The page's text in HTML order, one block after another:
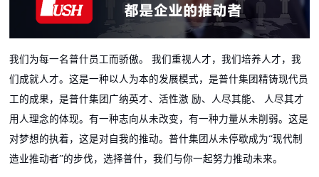
我们为每一名普什员工而骄傲。 我们重视人才，我们培养人才，我
们成就人才。这是一种以人为本的发展模式，是普什集团精铸现代员
工的成果，是普什集团广纳英才、活性激 励、人尽其能、 人尽其才
用人理念的体现。有一种志向从未改变，有一种力量从未削弱。这是
对梦想的执着，这是对自我的推动。普什集团从未停歇成为“现代制
造业推动者”的步伐，选择普什，我们与你一起努力推动未来。